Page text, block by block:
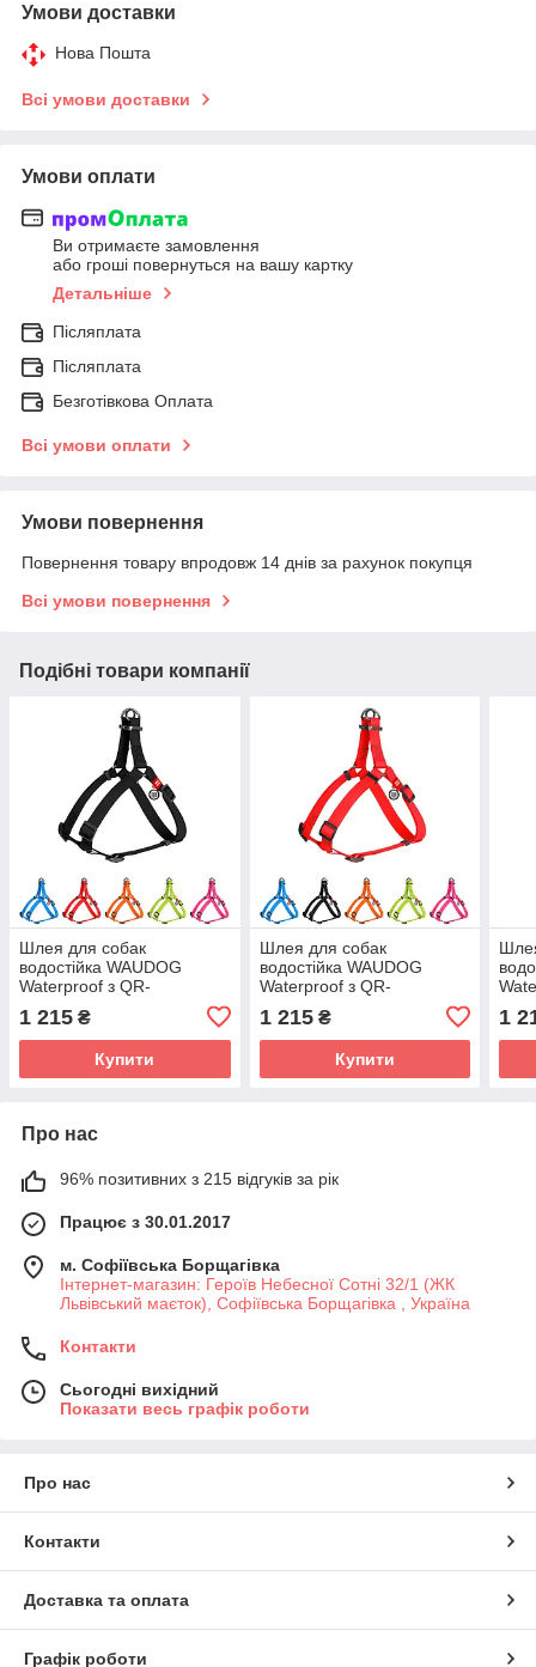
Умови доставки
Нова Пошта
Всі умови доставки
Умови оплати
Ви отримаєте замовлення
або гроші повернуться на вашу картку
Детальніше
Післяплата
Післяплата
Безготівкова Оплата
Всі умови оплати
Умови повернення
Повернення товару впродовж 14 днів за рахунок покупця
Всі умови повернення
Подібні товари компанії
Шлея для собак
водостійка WAUDOG
Waterproof з QR-
пряжка-фастекс, Ш 25 мм,
Д 60-90
1 215 ₴
Купити
Шлея для собак
водостійка WAUDOG
Waterproof з QR-
пряжка-фастекс, Ш 25 мм,
Д 60-90
1 215₴
Купити
1
Про нас
96% позитивних з 215 відгуків за рік
Працює з 30.01.2017
м. Софіївська Борщагівка
Інтернет-магазин: Героїв Небесної Сотні 32/1 (ЖК
Львівський маєток), Софіївська Борщагівка , Україна
Контакти
Сьогодні вихідний
Показати весь графік роботи
Про нас
Контакти
Доставка та оплата
Графік роботи